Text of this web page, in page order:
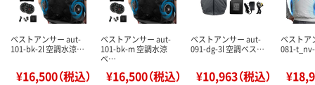
ベストアンサー aut-
101-bk-2l 空調水涼…
¥16,500（税込）
ベストアンサー aut-
101-bk-m 空調水涼
ベ…
¥16,500（税込）
ベストアンサー aut-
091-dg-3l 空調ベス…
¥10,963（税込）
ベストア
081-